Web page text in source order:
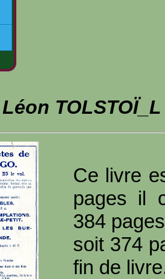
Ce livre
pages il
384 pages
soit 374
fin de